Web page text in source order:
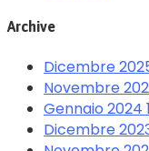
Archive
Dicembre
Novembre
Gennaio 2024 1
Dicembre